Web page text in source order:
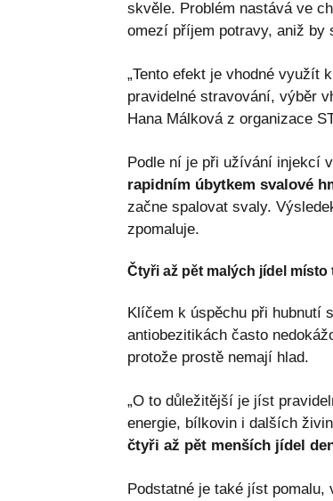
skvěle. Problém nastává ve
omezí příjem potravy, aniž by
„Tento efekt je vhodné využít
pravidelné stravování, výběr
Hana Málková z organizace
Podle ní je při užívání injekcí
rapidním úbytkem svalové
začne spalovat svaly.
zpomaluje.
Čtyři až pět malých jídel místo
Klíčem k úspěchu při hubnutí
antiobezitikách často
protože prostě nemají hlad.
„O to důležitější je jíst
energie, bílkovin i dalších
čtyři až pět menších jídel
Podstatné je také jíst